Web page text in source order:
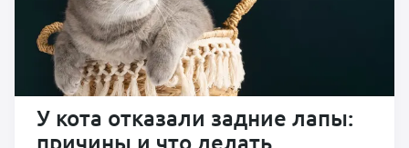
У кота отказали задние лапы:
причины и что делать